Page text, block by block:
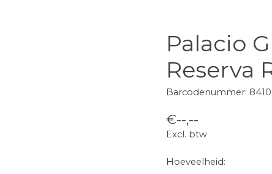
Palacio
Reserva
Barcodenummer:
€--,--
Excl. btw
Hoeveelheid: